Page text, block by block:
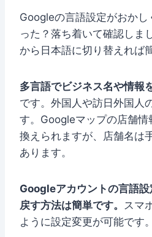
Googleの言語設定がおか
った？落ち着いて確認しま
から日本語に切り替えれば
多言語でビジネス名や情報
です。外国人や訪日外国人
す。Googleマップの店舗情
換えられますが、店舗名は
あります。
Googleアカウントの言語
戻す方法は簡単です。
スマ
ように設定変更が可能です。